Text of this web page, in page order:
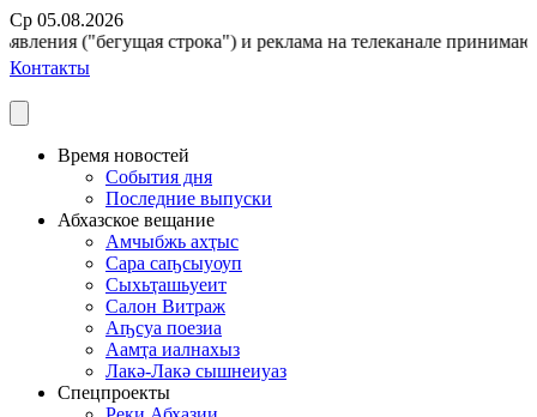
Ср 05.08.2026
("бегущая строка") и реклама на телеканале
Контакты
Время новостей
События дня
Последние выпуски
Абхазское вещание
Амчыбжь ахҭыс
Сара саҧсыуоуп
Сыхьҭашьуеит
Салон Витраж
Аҧсуа поезиа
Аамҭа иалнахыз
Лакә-Лакә сышнеиуаз
Спецпроекты